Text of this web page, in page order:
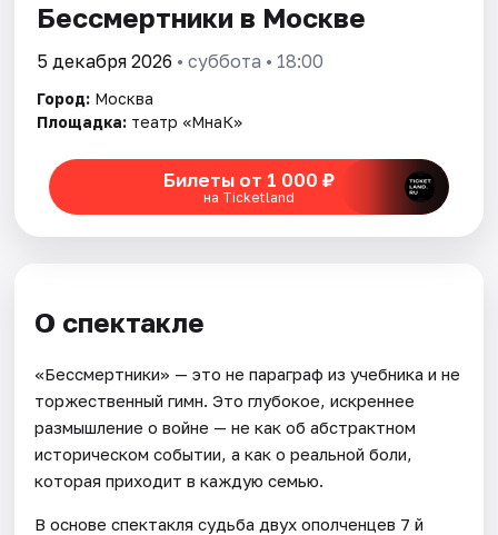
Бессмертники в Москве
5 декабря 2026 • суббота • 18:00
Город: Москва
Площадка: театр «МнаК»
Билеты от 1 000 ₽
на Ticketland
О спектакле
«Бессмертники» — это не параграф из учебника и не
торжественный гимн. Это глубокое, искреннее
размышление о войне — не как об абстрактном
историческом событии, а как о реальной боли,
которая приходит в каждую семью.
В основе спектакля судьба двух ополченцев 7 й